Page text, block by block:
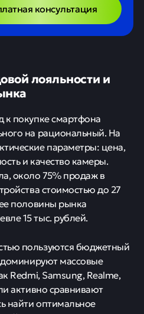
консультация
лояльности и
к покупке смартфона
на рациональный. На
параметры: цена,
и качество камеры.
около 75% продаж в
стоимостью до 27
половины рынка
15 тыс. рублей.
пользуются бюджетный
массовые
Redmi, Samsung, Realme,
активно сравнивают
найти оптимальное